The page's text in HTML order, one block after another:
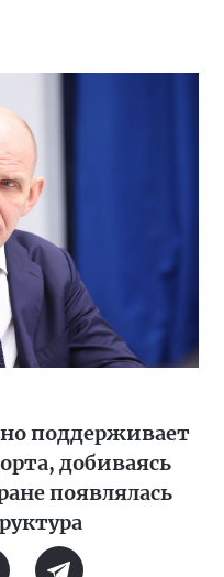
поддерживает
добиваясь
появлялась